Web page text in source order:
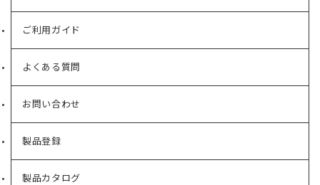
ご利用ガイド
よくある質問
お問い合わせ
製品登録
製品カタログ